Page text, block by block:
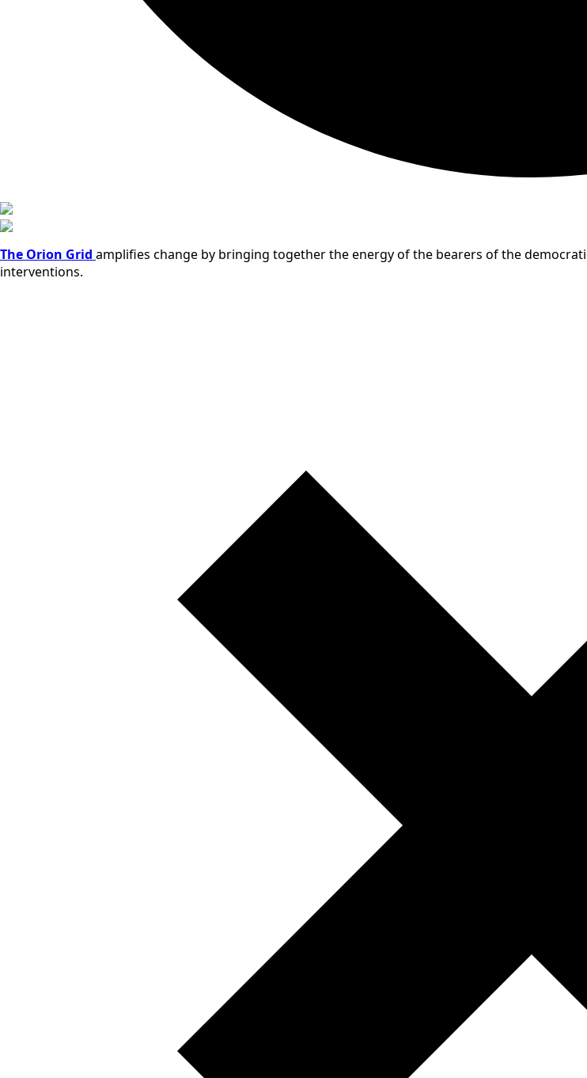
The Orion Grid amplifies change by bringing together the energy of the bearers of the
interventions.